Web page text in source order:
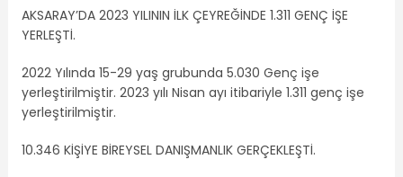
AKSARAY’DA 2023 YILININ İLK ÇEYREĞİNDE 1.311 GENÇ İŞE
YERLEŞTİ.
2022 Yılında 15-29 yaş grubunda 5.030 Genç işe
yerleştirilmiştir. 2023 yılı Nisan ayı itibariyle 1.311 genç işe
yerleştirilmiştir.
10.346 KİŞİYE BİREYSEL DANIŞMANLIK GERÇEKLEŞTİ.